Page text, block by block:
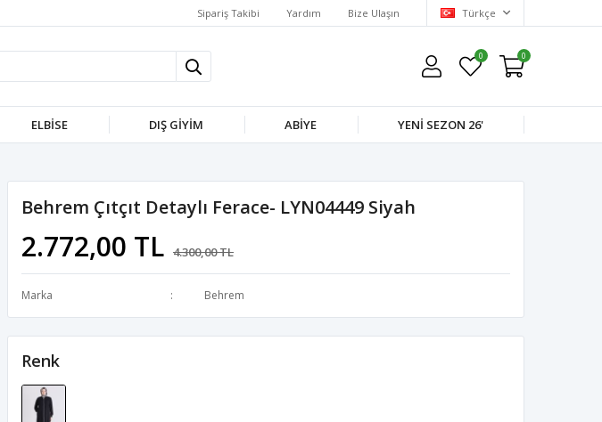
Sipariş Takibi Yardım Bize Ulaşın Türkçe
0 0
ELBISE DIŞ GIYIM ABIYE YENI SEZON 26'
Behrem Çıtçıt Detaylı Ferace- LYN04449 Siyah
2.772,00 TL 4.300,00 TL
Marka Behrem
Renk